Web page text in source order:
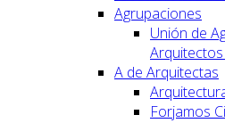
Agrupaciones
Unión de
A de Arquitectas
Forjamos